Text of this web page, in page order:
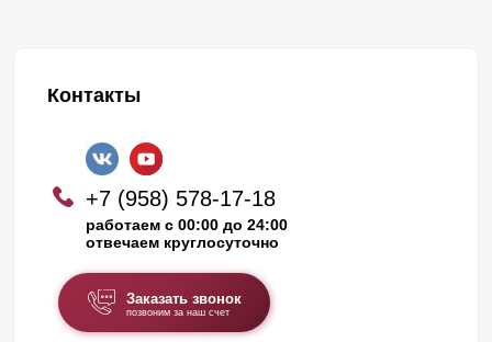
Контакты
+7 (958) 578-17-18
работаем с 00:00 до 24:00
отвечаем круглосуточно
Заказать звонок
позвоним за наш счет